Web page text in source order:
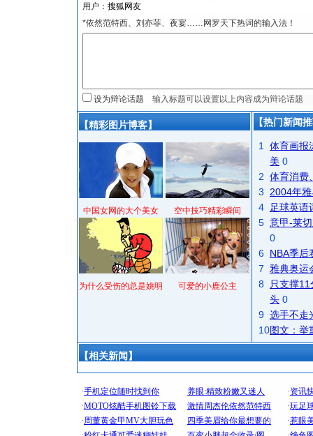
用户：
*依然范特西、刘亦菲、夜宴……网罗天下热词的输入法！
设为辩论话题
【精彩图片博客】
中国女网的大个美女 空中技巧精彩瞬间
为什么受伤的总是姚明 可爱的小鹿公主
【热门新闻
1
体育画报
美 0
2 体育消费
3
2004年
4
足球英语
5 意甲-莱
0
6 NBA季后
7
雅典奥运
8
只支撑
头 0
9 选手不走
10图文：举
【相关新闻】
[圣诞节]
你太多
要平安
[圣诞节]
能正大